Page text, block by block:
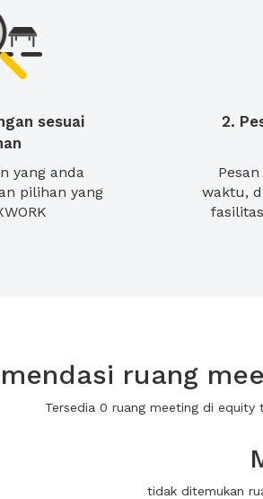
sesuai
yang anda
pilihan yang
2.
waktu,
ruang
Tersedia 0 ruang meeting di equity
tidak ditemukan